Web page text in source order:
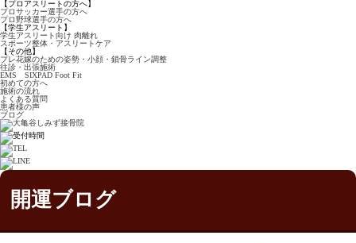
【プロアスリートの方へ】
プロサッカー選手の方へ
プロ野球選手の方へ
【学生アスリート】
学生アスリート向け 肉離れ
スポーツ整体・アスリートケア
【その他】
プレ花嫁のための姿勢・小顔・鎖骨ライン調整
往診・出張施術
EMS SIXPAD Foot Fit
初めての方へ
施術の流れ
よくある質問
患者様の声
ブログ
開運ブログ